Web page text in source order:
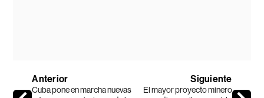
Anterior
Cuba pone en marcha nuevas
Siguiente
El mayor proyecto minero